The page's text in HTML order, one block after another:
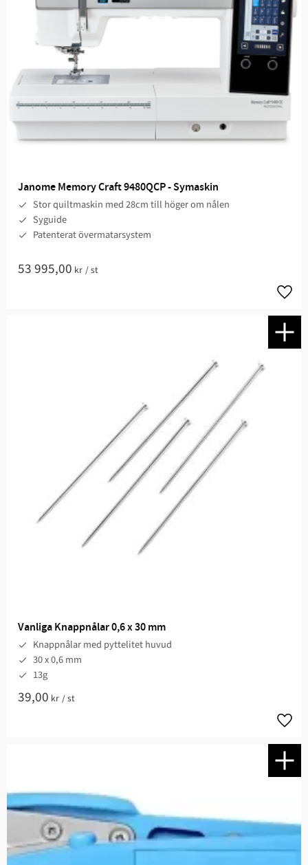
Janome Memory Craft 9480QCP - Symaskin
Stor quiltmaskin med 28cm till höger om nålen
Syguide
Patenterat övermatarsystem
53 995,00 kr /st
Vanliga Knappnålar 0,6 x 30 mm
Knappnålar med pyttelitet huvud
30 x 0,6 mm
13g
39,00 kr /st